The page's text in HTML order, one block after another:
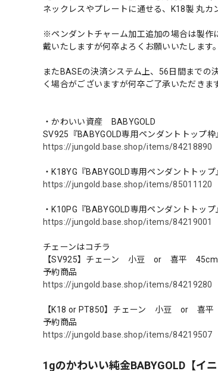
ネックレスやプレートに通せる、K18製 丸
※ペンダントチャーム加工追加の場合は製作
戴いたしますが何卒よろくお願いいたします。
またBASEの決済システム上、56日間までの
く場合がございますが何卒ご了承いただきま
・かわいい資産 BABYGOLD
SV925『BABYGOLD専用ペンダントトップ枠
https://jungold.base.shop/items/84218890
・K18YG『BABYGOLD専用ペンダントトップ
https://jungold.base.shop/items/85011120
・K10PG『BABYGOLD専用ペンダントトッ
https://jungold.base.shop/items/84219001
チェーンはコチラ
【SV925】チェーン 小豆 or 喜平 45cm
予約商品
https://jungold.base.shop/items/84219280
【K18 or PT850】チェーン 小豆 or 喜
予約商品
https://jungold.base.shop/items/84219507
1gのかわいい純金BABYGOLD【イ